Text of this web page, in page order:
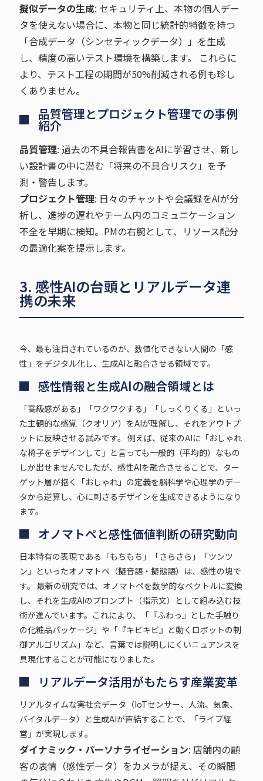
擬似データの生成: セキュリティ上、本物の個人デー
タを使えない場合に、本物と同じ統計的特徴を持つ
「合成データ（シンセティックデータ）」を生成
し、精度の高いテスト環境を構築します。 これらに
より、テスト工程の期間が50%削減される例も珍し
くありません。
品質管理とプロジェクト管理での事例
紹介
品質管理: 過去の不具合報告書をAIに学習させ、新し
い設計書の中に潜む「将来の不具合リスク」を予
測・警告します。
プロジェクト管理: 日々のチャットや会議録をAIが分
析し、進捗の遅れやチーム内のコミュニケーション
不全を早期に検知。PMの右腕として、リソース配分
の最適化案を提示します。
3. 感性AIの台頭とリアルデータ連
携の未来
今、最も注目されているのが、数値化できない人間の「感
性」をデジタル化し、生成AIと融合させる領域です。
感性情報と生成AIの融合領域とは
「高級感がある」「ワクワクする」「しっくりくる」といっ
た主観的な感覚（クオリア）をAIが理解し、それをアウトプ
ットに反映させる試みです。 例えば、従来のAIに「おしゃれ
な椅子をデザインして」と言っても一般的（平均的）なもの
しか出せませんでしたが、感性AIを融合させることで、ター
ゲット層が抱く「おしゃれ」の定義を脳科学や心理学のデー
タから逆算し、心に刺さるデザインを生成できるようになり
ます。
オノマトペと感性価値判断の研究動向
日本特有の表現である「もちもち」「さらさら」「ツンツ
ン」といったオノマトペ（擬音語・擬態語）は、感性の塊で
す。 最新の研究では、オノマトペを数学的なベクトルに変換
し、それを生成AIのプロンプト（指示文）として組み込む技
術が進んでいます。これにより、「『ふわっ』とした手触り
の化粧品パッケージ」や「『キビキビ』と動くロボットの制
御アルゴリズム」など、言葉では説明しにくいニュアンスを
具現化することが可能になりました。
リアルデータ活用がもたらす産業変革
リアルタイムな実社会データ（IoTセンサー、人流、気象、
バイタルデータ）と生成AIが直結することで、「ライブ経
営」が実現します。
ダイナミック・パーソナライゼーション: 店舗内の顧
客の表情（感性データ）をカメラが捉え、その瞬間